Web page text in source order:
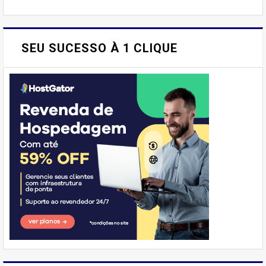
SEU SUCESSO À 1 CLIQUE
E AÍ, PESSOAL! VOCÊ JÁ